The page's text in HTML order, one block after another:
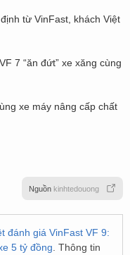
từ VinFast, khách Việt
7 “ăn đứt” xe xăng cùng
xe máy nâng cấp chất
Nguồn kinhtedouong
đánh giá VinFast VF 9:
5 tỷ đồng . Thông tin